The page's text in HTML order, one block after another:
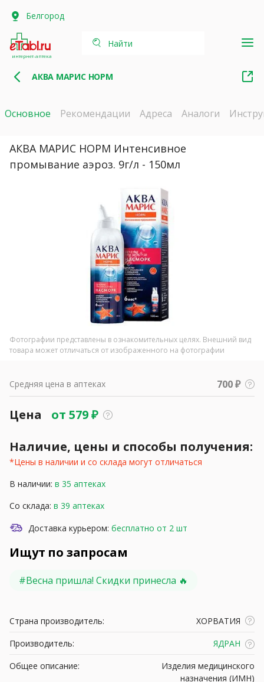
Белгород
интернет-аптека
Найти
АКВА МАРИС НОРМ
Основное Рекомендации Адреса Аналоги
АКВА МАРИС НОРМ Интенсивное
промывание аэроз. 9г/л - 150мл
Фотографии представлены в ознакомительных целях. Внешний вид
товара может отличаться от изображенного на фотографии
Средняя цена в аптеках 700 ₽
Цена от 579₽
Наличие, цены и способы получения:
*Цены в наличии и со склада могут отличаться
В наличии: в 35 аптеках
Со склада: в 39 аптеках
Доставка курьером: бесплатно от 2 шт
Ищут по запросам
#Весна пришла! Скидки принесла 🔥
Страна производитель:
ХОРВАТИЯ
Производитель:
ЯДРАН
Общее описание:
Изделия медицинского
назначения (ИМН)